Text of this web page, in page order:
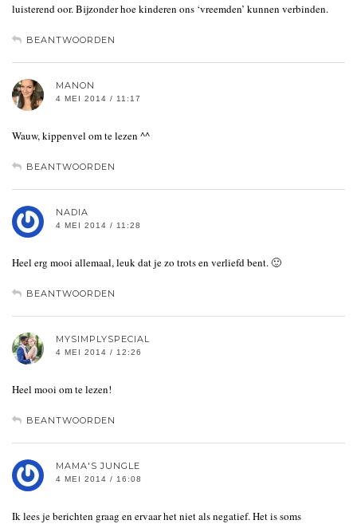
luisterend oor. Bijzonder hoe kinderen ons ‘vreemden’ kunnen verbinden.
BEANTWOORDEN
MANON
4 MEI 2014 / 11:17
Wauw, kippenvel om te lezen ^^
BEANTWOORDEN
NADIA
4 MEI 2014 / 11:28
Heel erg mooi allemaal, leuk dat je zo trots en verliefd bent. 🙂
BEANTWOORDEN
MYSIMPLYSPECIAL
4 MEI 2014 / 12:26
Heel mooi om te lezen!
BEANTWOORDEN
MAMA'S JUNGLE
4 MEI 2014 / 16:08
Ik lees je berichten graag en ervaar het niet als negatief. Het is soms